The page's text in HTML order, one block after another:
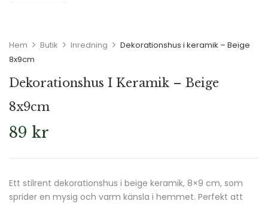
Hem Butik Inredning
Dekorationshus i keramik – Beige
8x9cm
Dekorationshus I Keramik – Beige
8x9cm
89 kr
Ett stilrent dekorationshus i beige keramik, 8×9 cm, som
sprider en mysig och varm känsla i hemmet. Perfekt att